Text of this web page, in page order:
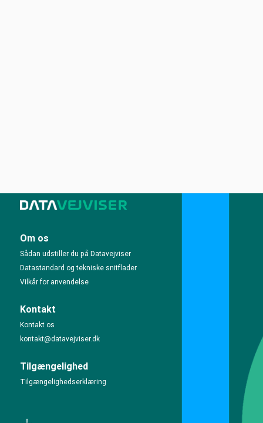
Om os
Sådan udstiller du på Datavejviser
Datastandard og tekniske snitflader
Vilkår for anvendelse
Kontakt
Kontakt os
kontakt@datavejviser.dk
Tilgængelighed
Tilgængelighedserklæring